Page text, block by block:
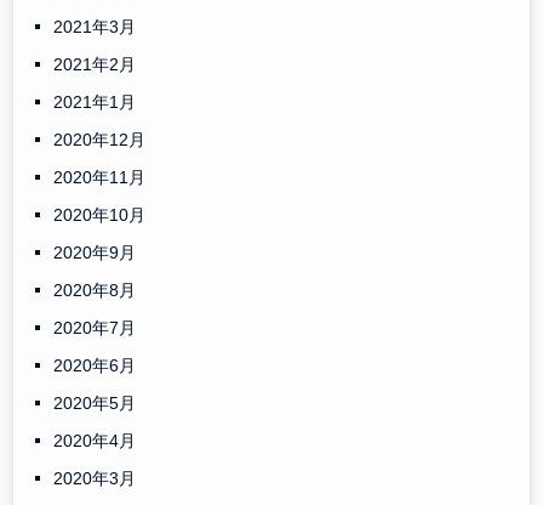
2021年3月
2021年2月
2021年1月
2020年12月
2020年11月
2020年10月
2020年9月
2020年8月
2020年7月
2020年6月
2020年5月
2020年4月
2020年3月